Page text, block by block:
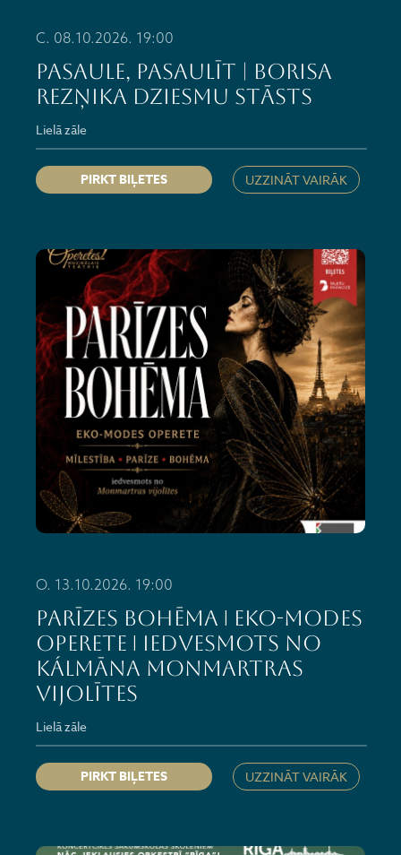
C. 08.10.2026. 19:00
PASAULE, PASAULĪT | Borisa
Rezņika dziesmu stāsts
Lielā zāle
PIRKT BIĻETES UZZINĀT VAIRĀK
O. 13.10.2026. 19:00
PARĪZES BOHĒMA ǀ eko-modes
operete ǀ iedvesmots no
Kálmāna Monmartras
vijolītes
Lielā zāle
PIRKT BIĻETES UZZINĀT VAIRĀK